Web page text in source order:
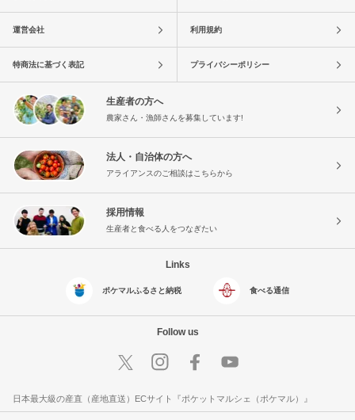
運営会社 利用規約
特商法に基づく表記 プライバシーポリシー
生産者の方へ
農家さん・漁師さんを募集しています!
法人・自治体の方へ
アライアンスのご相談はこちらから
採用情報
生産者と食べる人をつなぎたい
Links
ポケマルふるさと納税 食べる通信
Follow us
日本最大級の産直（産地直送）ECサイト『ポケットマルシェ（ポケマル）』